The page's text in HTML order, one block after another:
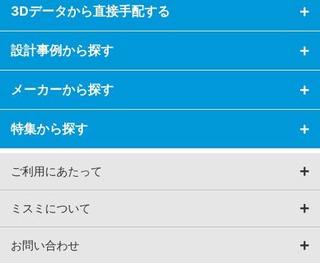
3Dデータから直接手配する
設計事例から探す
メーカーから探す
特集から探す
ご利用にあたって
ミスミについて
お問い合わせ